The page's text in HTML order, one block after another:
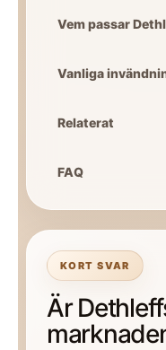
Vem passar
Vanliga
Relaterat
FAQ
KORT SVAR
Är